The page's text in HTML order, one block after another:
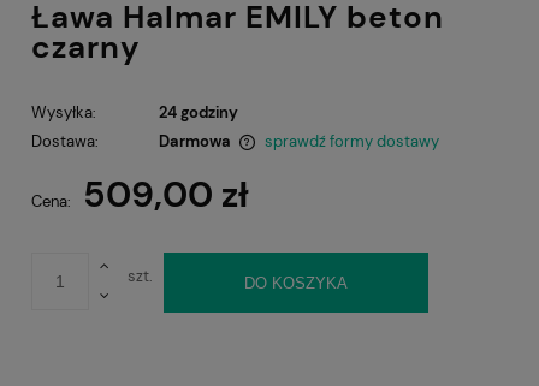
Ława Halmar EMILY beton
czarny
Wysyłka:
24 godziny
Dostawa:
Darmowa
sprawdź formy dostawy
Cena: 509,00 zł
szt. DO KOSZYKA